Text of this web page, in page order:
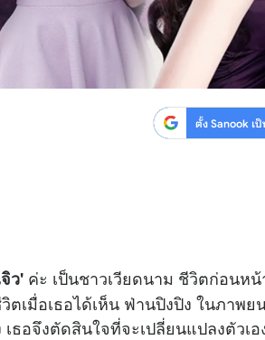
ตั้ง Sanook เ
ว' ค่ะ เป็นชาวเวียดนาม ชีวิตก่อนห
เมื่อเธอได้เห็น ฟ่านปิงปิง ในภาพย
ธอจึงตัดสินใจที่จะเปลี่ยนแปลงตัวเ